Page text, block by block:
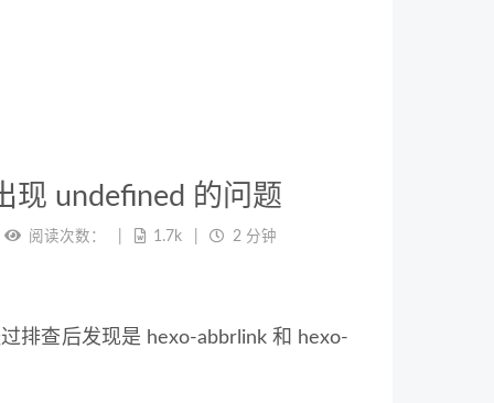
现 undefined 的问题
阅读次数： 1.7k 2 分钟
排查后发现是 hexo-abbrlink 和 hexo-